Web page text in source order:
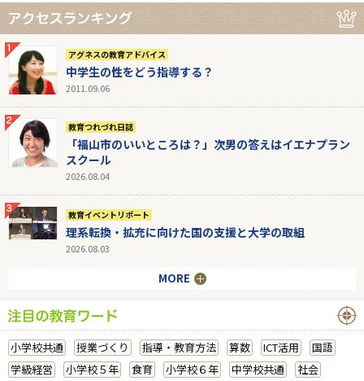
アグネスの教育アドバイス
中学生の性をどう指導する？
2011.09.06
教育つれづれ日誌
「福山市のいいところは？」次男の答えはイエナプラン
スクール
2026.08.04
教育イベントリポート
理系転換・拡充に向けた国の支援と大学の取組
2026.08.03
MORE
小学校共通 授業づくり 指導・教育方法 算数 ICT活用
国語
学級経営
小学校５年 食育 小学校６年 中学校共通
社会